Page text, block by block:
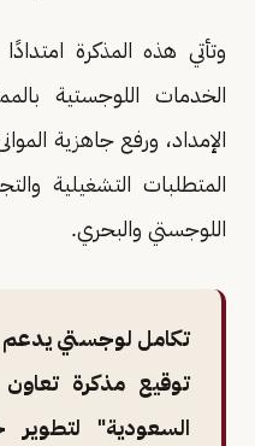
وتأتي هذه المذكرة
الخدمات اللوجستية
الإمداد، ورفع جاهزية
المتطلبات التشغيلية
اللوجستي والبحري.
تكامل لوجستي يدعم
توقيع مذكرة
السعودية" لتطوير